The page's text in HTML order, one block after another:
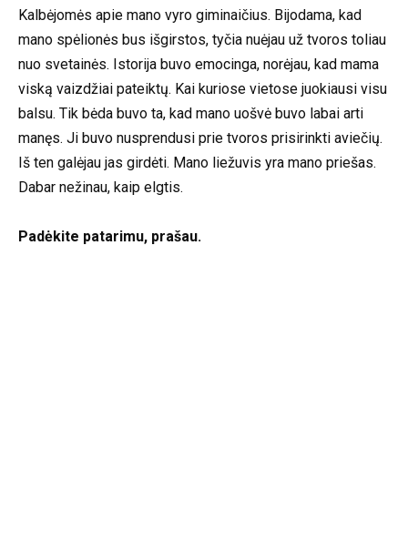
Kalbėjomės apie mano vyro giminaičius. Bijodama, kad
mano spėlionės bus išgirstos, tyčia nuėjau už tvoros toliau
nuo svetainės. Istorija buvo emocinga, norėjau, kad mama
viską vaizdžiai pateiktų. Kai kuriose vietose juokiausi visu
balsu. Tik bėda buvo ta, kad mano uošvė buvo labai arti
manęs. Ji buvo nusprendusi prie tvoros prisirinkti aviečių.
Iš ten galėjau jas girdėti. Mano liežuvis yra mano priešas.
Dabar nežinau, kaip elgtis.
Padėkite patarimu, prašau.